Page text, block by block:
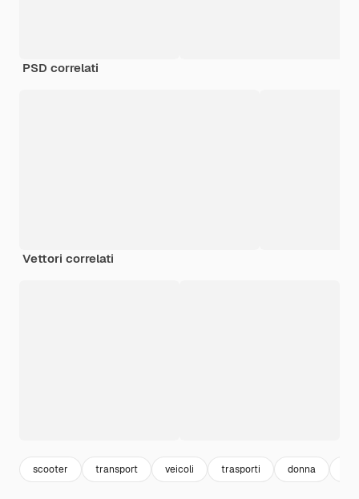
PSD correlati
Vettori correlati
scooter transport veicoli trasporti donna